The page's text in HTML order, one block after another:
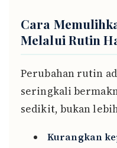
Cara
Melalui Rutin
Perubahan rutin
seringkali
sedikit, bukan
Kurangkan